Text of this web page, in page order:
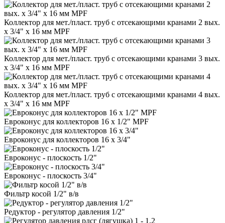
Коллектор для мет./пласт. труб с отсекающими кранами 2 вых.
х 3/4" х 16 мм MPF
Коллектор для мет./пласт. труб с отсекающими кранами 3 вых.
х 3/4" х 16 мм MPF
Коллектор для мет./пласт. труб с отсекающими кранами 4 вых.
х 3/4" х 16 мм MPF
Евроконус для коллекторов 16 х 1/2" MPF
Евроконус для коллекторов 16 х 3/4"
Евроконус - плоскость 1/2"
Евроконус - плоскость 3/4"
Фильтр косой 1/2" в/в
Редуктор - регулятор давления 1/2"